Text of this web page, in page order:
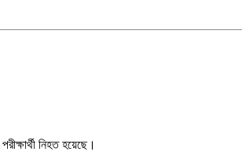
নিহত হয়েছে।